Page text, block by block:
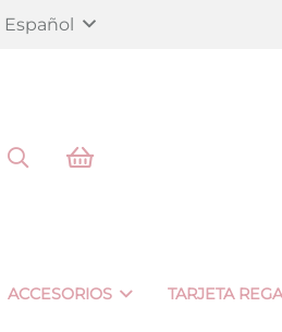
Español
ACCESORIOS TARJETA